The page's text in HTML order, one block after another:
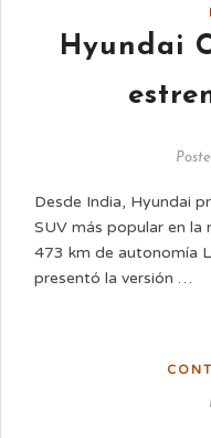
Hyundai
Desde India, Hyundai
SUV más popular en la
473 km de autonomía
presentó la versión …